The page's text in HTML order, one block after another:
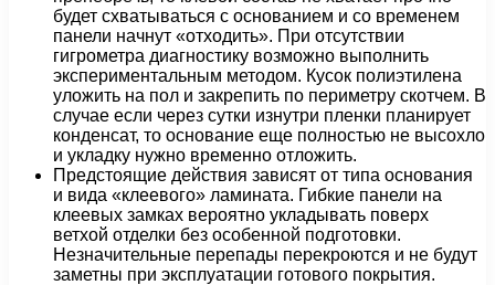
будет схватываться с основанием и со временем
панели начнут «отходить». При отсутствии
гигрометра диагностику возможно выполнить
экспериментальным методом. Кусок полиэтилена
уложить на пол и закрепить по периметру скотчем. В
случае если через сутки изнутри пленки планирует
конденсат, то основание еще полностью не высохло
и укладку нужно временно отложить.
Предстоящие действия зависят от типа основания
и вида «клеевого» ламината. Гибкие панели на
клеевых замках вероятно укладывать поверх
ветхой отделки без особенной подготовки.
Незначительные перепады перекроются и не будут
заметны при эксплуатации готового покрытия.